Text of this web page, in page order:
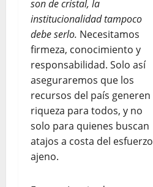
son de cristal, la
institucionalidad tampoco
debe serlo. Necesitamos
firmeza, conocimiento y
responsabilidad. Solo así
aseguraremos que los
recursos del país generen
riqueza para todos, y no
solo para quienes buscan
atajos a costa del esfuerzo
ajeno.